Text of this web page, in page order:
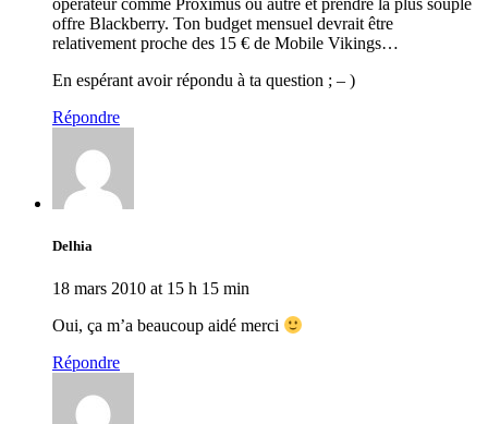
offre Blackberry. Ton budget mensuel devrait être
relativement proche des 15 € de Mobile Vikings…
En espérant avoir répondu à ta question ; – )
Répondre
Delhia
18 mars 2010 at 15 h 15 min
Oui, ça m’a beaucoup aidé merci
Répondre